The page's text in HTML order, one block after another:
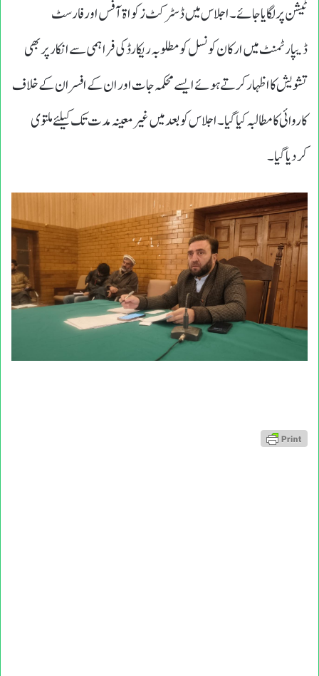
ٹیشن پرلگایا جائے۔ اجلاس میں ڈسٹرکٹ زکواۃ آفس اور فارسٹ
ڈیپارٹمنٹ میں ارکان کونسل کو مطلوبہ ریکارڈ کی فراہمی سے انکار پر بھی
تشویش کا اظہار کرتے ہوئے ایسے محکمہ جات اور ان کے افسران کے خلاف
کاروائی کا مطالبہ کیا گیا۔ اجلاس کو بعد میں غیر معینہ مدت تک کیلئے ملتوی
کردیا گیا۔